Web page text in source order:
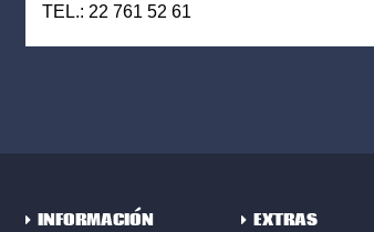
TEL.: 22 761 52 61
INFORMACIÓN EXTRAS